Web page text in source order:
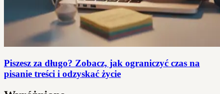
Piszesz za długo? Zobacz, jak ograniczyć czas na
pisanie treści i odzyskać życie